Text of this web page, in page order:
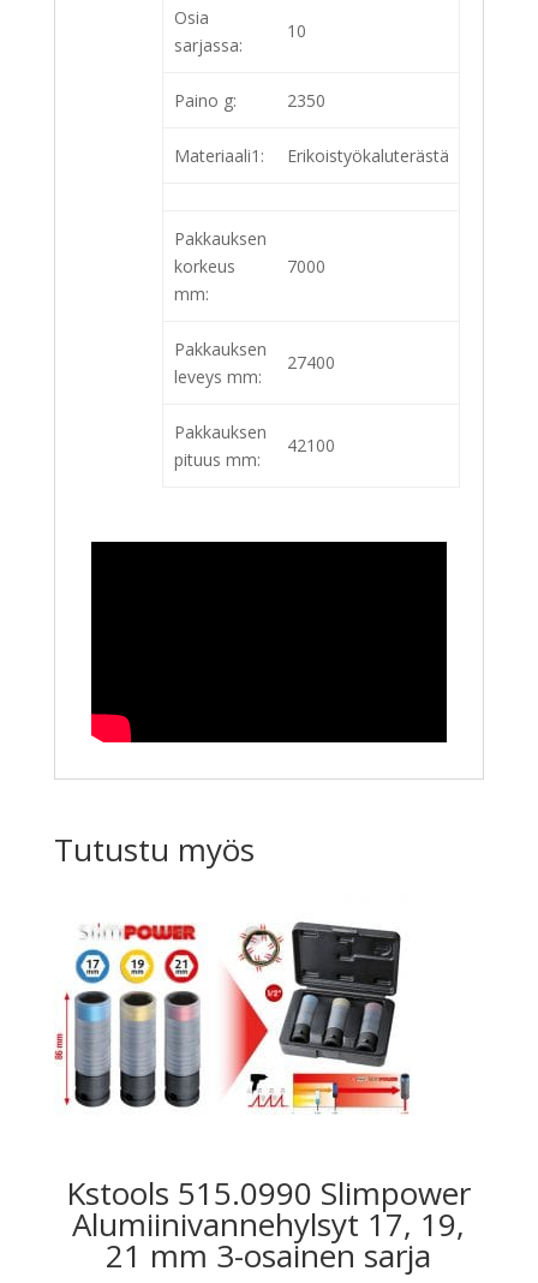
Osia
sarjassa:
10
Paino g: 2350
Materiaali1: Erikoistyökaluterästä
Pakkauksen
korkeus
mm:
7000
Pakkauksen
leveys mm:
27400
Pakkauksen
pituus mm:
42100
Tutustu myös
Kstools 515.0990 Slimpower
Alumiinivannehylsyt 17, 19,
21 mm 3-osainen sarja